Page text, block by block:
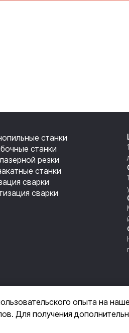
станки
станки
резки
станки
сварки
сварки
опыта на
Для получения